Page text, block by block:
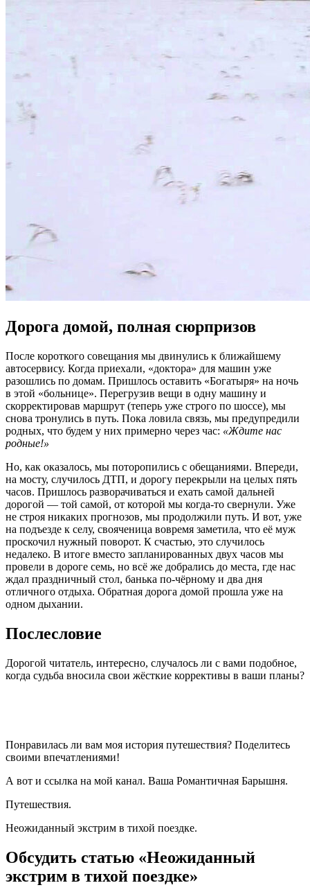
Дорога домой, полная сюрпризов
После короткого совещания мы двинулись к ближайшему
автосервису. Когда приехали, «доктора» для машин уже
разошлись по домам. Пришлось оставить «Богатыря» на ночь
в этой «больнице». Перегрузив вещи в одну машину и
скорректировав маршрут (теперь уже строго по шоссе), мы
снова тронулись в путь. Пока ловила связь, мы предупредили
родных, что будем у них примерно через час: «Ждите нас
родные!»
Но, как оказалось, мы поторопились с обещаниями. Впереди,
на мосту, случилось ДТП, и дорогу перекрыли на целых пять
часов. Пришлось разворачиваться и ехать самой дальней
дорогой — той самой, от которой мы когда-то свернули. Уже
не строя никаких прогнозов, мы продолжили путь. И вот, уже
на подъезде к селу, свояченица вовремя заметила, что её муж
проскочил нужный поворот. К счастью, это случилось
недалеко. В итоге вместо запланированных двух часов мы
провели в дороге семь, но всё же добрались до места, где нас
ждал праздничный стол, банька по-чёрному и два дня
отличного отдыха. Обратная дорога домой прошла уже на
одном дыхании.
Послесловие
Дорогой читатель, интересно, случалось ли с вами подобное,
когда судьба вносила свои жёсткие коррективы в ваши планы?
Понравилась ли вам моя история путешествия? Поделитесь
своими впечатлениями!
А вот и ссылка на мой канал. Ваша Романтичная Барышня.
Путешествия.
Неожиданный экстрим в тихой поездке.
Обсудить статью «Неожиданный
экстрим в тихой поездке»